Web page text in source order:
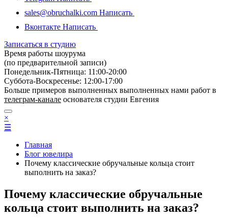
sales@obruchalki.com Написать
Вконтакте Написать
Записаться в студию
Время работы шоурума
(по предварительной записи)
Понедельник-Пятница: 11:00-20:00
Суббота-Bоcкресенье: 12:00-17:00
Больше примеров выполненных выполненных нами работ в
телеграм-канале основателя студии Евгения
×
☰
Главная
Блог ювелира
Почему классические обручальные кольца стоит
выполнить на заказ?
Почему классические обручальные
кольца стоит выполнить на заказ?